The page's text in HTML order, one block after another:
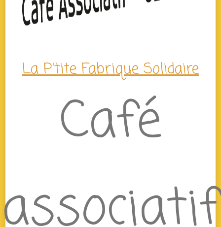
La P'tite Fabrique Solidaire
Café
associatif